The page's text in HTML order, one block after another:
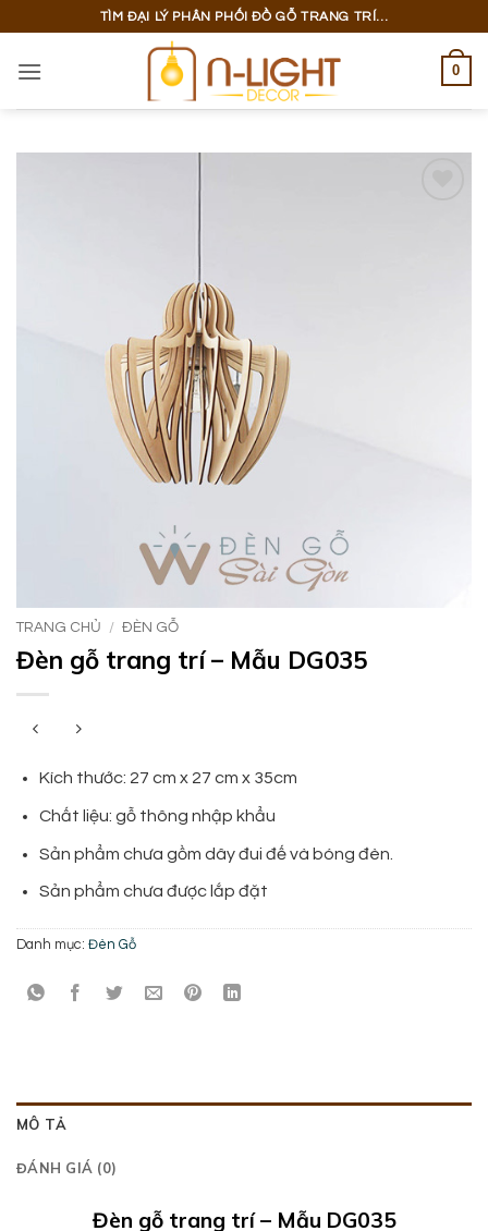
nội
TÌM ĐẠI LÝ PHÂN PHỐI ĐỒ GỖ TRANG TRÍ...
0
TRANG CHỦ / ĐÈN GỖ
Đèn gỗ trang trí – Mẫu DG035
Kích thước: 27 cm x 27 cm x 35cm
Chất liệu: gỗ thông nhập khẩu
Sản phẩm chưa gồm dây đui đế và bóng đèn.
Sản phẩm chưa được lắp đặt
Danh mục: Đèn Gỗ
MÔ TẢ
ĐÁNH GIÁ (0)
Đèn gỗ trang trí – Mẫu DG035